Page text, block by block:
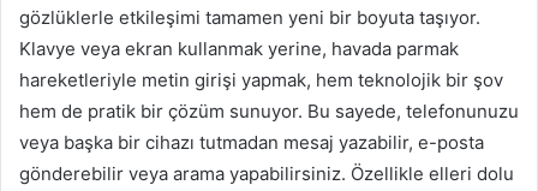
gözlüklerle etkileşimi tamamen yeni bir boyuta taşıyor.
Klavye veya ekran kullanmak yerine, havada parmak
hareketleriyle metin girişi yapmak, hem teknolojik bir şov
hem de pratik bir çözüm sunuyor. Bu sayede, telefonunuzu
veya başka bir cihazı tutmadan mesaj yazabilir, e-posta
gönderebilir veya arama yapabilirsiniz. Özellikle elleri dolu